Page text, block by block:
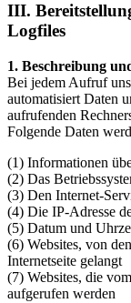
III.
Logfiles
1. Beschreibung
Bei jedem Aufruf
automatisiert Daten
aufrufenden
Folgende Daten
(1) Informationen
(2) Das
(3) Den Internet-
(4) Die IP-Adresse
(5) Datum und
(6) Websites, von
Internetseite gelangt
(7) Websites, die
aufgerufen werden